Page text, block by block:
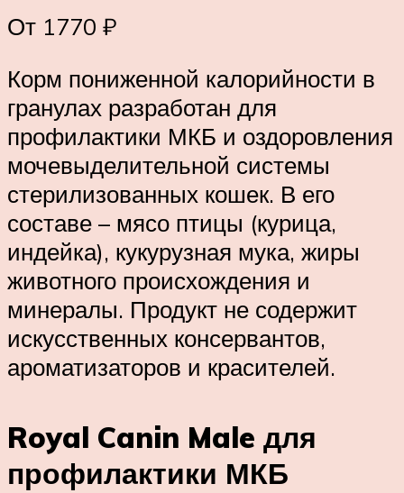
От 1770 ₽
Корм пониженной калорийности в
гранулах разработан для
профилактики МКБ и оздоровления
мочевыделительной системы
стерилизованных кошек. В его
составе – мясо птицы (курица,
индейка), кукурузная мука, жиры
животного происхождения и
минералы. Продукт не содержит
искусственных консервантов,
ароматизаторов и красителей.
Royal Canin Male для
профилактики МКБ